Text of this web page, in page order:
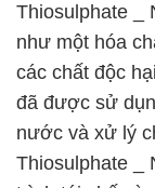
Thiosulphate _
như một hóa
các chất độc
đã được sử
nước và xử lý
Thiosulphate _